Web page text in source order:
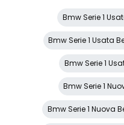
Bmw Serie 1
Bmw Serie 1 Usata
Bmw Serie 1
Bmw Serie 1
Bmw Serie 1 Nuova